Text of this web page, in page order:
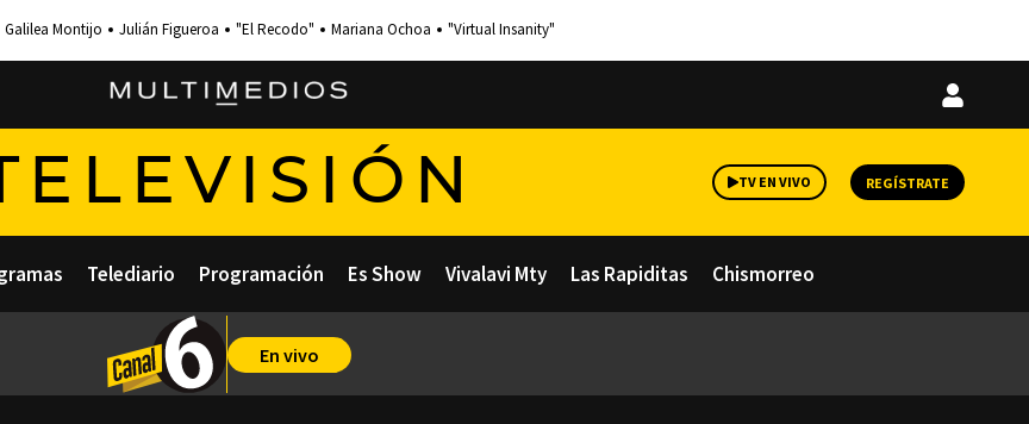
Galilea Montijo Julián Figueroa "El Recodo" Mariana Ochoa "Virtual Insanity"
Iniciar
TV EN VIVO REGÍSTRATE
Telediario Programación Es Show Vivalavi Mty Las Rapiditas Chismorreo
En vivo